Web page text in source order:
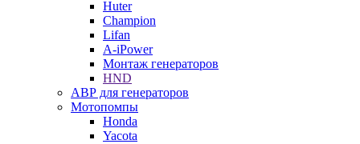
Huter
Champion
Lifan
A-iPower
Монтаж генераторов
HND
АВР для генераторов
Мотопомпы
Honda
Yacota